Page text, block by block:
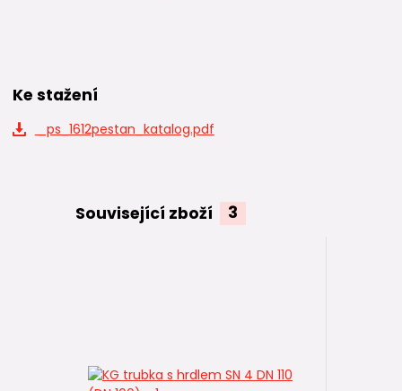
Ke stažení
_ps_1612pestan_katalog.pdf
Související zboží 3